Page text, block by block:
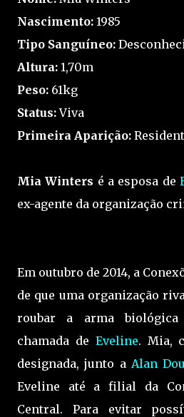
Nascimento: 1985
Tipo Sanguíneo:
Altura: 1,70m
Peso: 61kg
Status:Viva
Primeira Aparição:
Mia Winters é a esposa de
ex-agente da organização
Em outubro de 2014, a
de que uma organização
roubar a arma biológica
chamada de Eveline. Mia,
designada, junto a Alan
Eveline até a filial da
Central. Para evitar